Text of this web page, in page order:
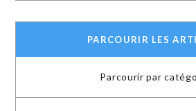
PARCOURIR LES
Parcourir par